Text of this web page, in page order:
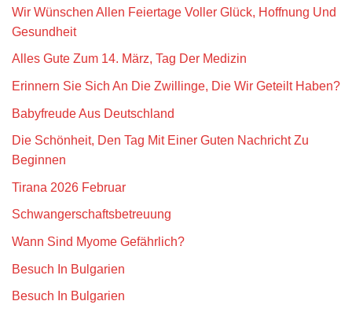
Wir Wünschen Allen Feiertage Voller Glück, Hoffnung Und
Gesundheit
Alles Gute Zum 14. März, Tag Der Medizin
Erinnern Sie Sich An Die Zwillinge, Die Wir Geteilt Haben?
Babyfreude Aus Deutschland
Die Schönheit, Den Tag Mit Einer Guten Nachricht Zu
Beginnen
Tirana 2026 Februar
Schwangerschaftsbetreuung
Wann Sind Myome Gefährlich?
Besuch In Bulgarien
Besuch In Bulgarien